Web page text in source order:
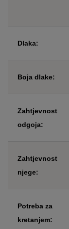
Dlaka:
Boja dlake:
Zahtjevnost
odgoja:
Zahtjevnost
njege:
Potreba za
kretanjem: